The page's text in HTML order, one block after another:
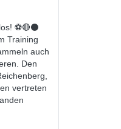
⚽️🔴⚫
Training
auch
Den
vertreten